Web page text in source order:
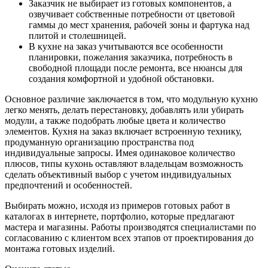
Заказчик не выбирает из готовых компонентов, а
озвучивает собственные потребности от цветовой
гаммы до мест хранения, рабочей зоны и фартука над
плитой и столешницей.
В кухне на заказ учитываются все особенности
планировки, пожелания заказчика, потребность в
свободной площади после ремонта, все нюансы для
создания комфортной и удобной обстановки.
Основное различие заключается в том, что модульную кухню
легко менять, делать перестановку, добавлять или убирать
модули, а также подобрать любые цвета и количество
элементов. Кухня на заказ включает встроенную технику,
продуманную организацию пространства под
индивидуальные запросы. Имея одинаковое количество
плюсов, типы кухонь оставляют владельцам возможность
сделать объективный выбор с учетом индивидуальных
предпочтений и особенностей.
Выбирать можно, исходя из примеров готовых работ в
каталогах в интернете, портфолио, которые предлагают
мастера и магазины. Работы производятся специалистами по
согласованию с клиентом всех этапов от проектирования до
монтажа готовых изделий.